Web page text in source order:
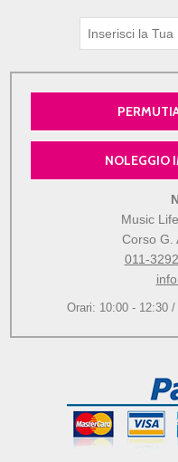
NOLEGGIO
Music
Corso G.
011-
Orari: 10:00 - 12:30